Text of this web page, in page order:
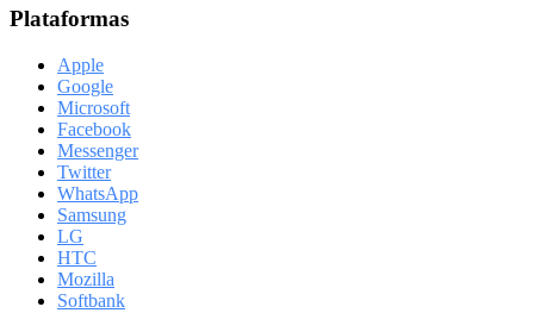
Plataformas
Apple
Google
Microsoft
Facebook
Messenger
Twitter
WhatsApp
Samsung
LG
HTC
Mozilla
Softbank